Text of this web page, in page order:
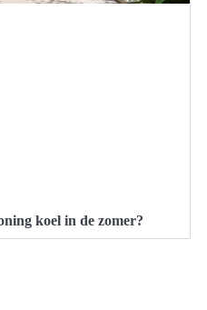
koel in de zomer?